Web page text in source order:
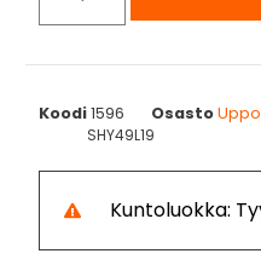
Koodi1596 Osasto
SHY49L19
Kuntoluokka: